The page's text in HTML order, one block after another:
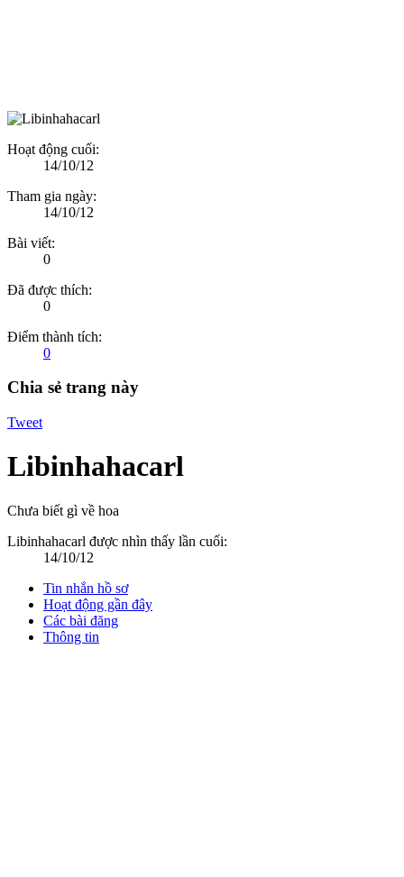
Hoạt động cuối:
14/10/12
Tham gia ngày:
14/10/12
Bài viết:
0
Đã được thích:
0
Điểm thành tích:
0
Chia sẻ trang này
Tweet
Libinhahacarl
Chưa biết gì về hoa
Libinhahacarl được nhìn thấy lần cuối:
14/10/12
Tin nhắn hồ sơ
Hoạt động gần đây
Các bài đăng
Thông tin